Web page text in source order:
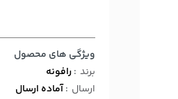
ویژگی های محصول
برند :رافونه
ارسال :آماده ارسال